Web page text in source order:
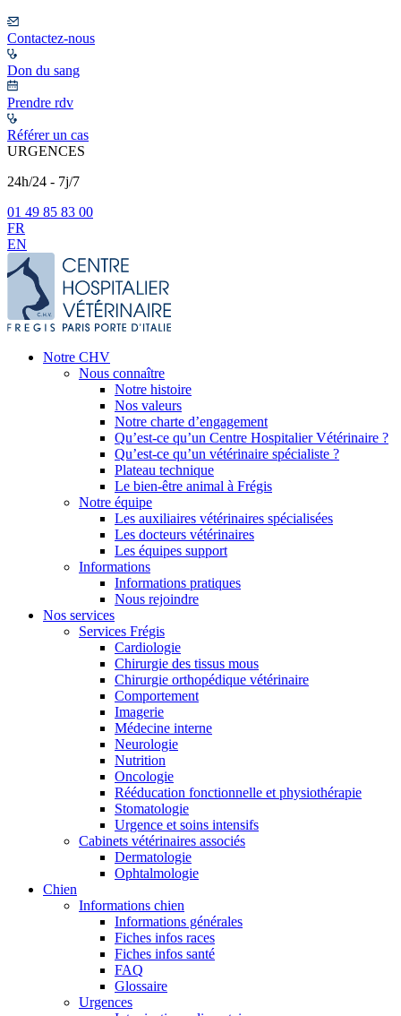
Contactez-nous
Don du sang
Prendre rdv
Référer un cas
URGENCES
24h/24 - 7j/7
01 49 85 83 00
FR
EN
Notre CHV
Nous connaître
Notre histoire
Nos valeurs
Notre charte d’engagement
Qu’est-ce qu’un Centre Hospitalier Vétérinaire ?
Qu’est-ce qu’un vétérinaire spécialiste ?
Plateau technique
Le bien-être animal à Frégis
Notre équipe
Les auxiliaires vétérinaires spécialisées
Les docteurs vétérinaires
Les équipes support
Informations
Informations pratiques
Nous rejoindre
Nos services
Services Frégis
Cardiologie
Chirurgie des tissus mous
Chirurgie orthopédique vétérinaire
Comportement
Imagerie
Médecine interne
Neurologie
Nutrition
Oncologie
Rééducation fonctionnelle et physiothérapie
Stomatologie
Urgence et soins intensifs
Cabinets vétérinaires associés
Dermatologie
Ophtalmologie
Chien
Informations chien
Informations générales
Fiches infos races
Fiches infos santé
FAQ
Glossaire
Urgences